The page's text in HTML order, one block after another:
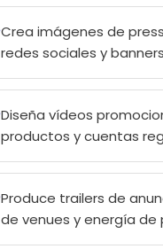
Crea imágenes de
redes sociales y
Diseña vídeos
productos y cuentas
Produce trailers de
de venues y energía de